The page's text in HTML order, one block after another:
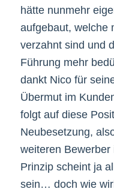
hätte nunmehr
aufgebaut, welche
verzahnt sind und
Führung mehr
dankt Nico für
Übermut im
folgt auf diese
Neubesetzung,
weiteren Bewerber
Prinzip scheint ja
sein… doch wie